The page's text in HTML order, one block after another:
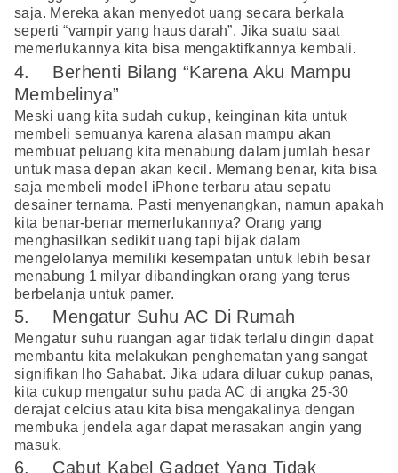
saja. Mereka akan menyedot uang secara berkala
seperti “vampir yang haus darah”. Jika suatu saat
memerlukannya kita bisa mengaktifkannya kembali.
4. Berhenti Bilang “Karena Aku Mampu
Membelinya”
Meski uang kita sudah cukup, keinginan kita untuk
membeli semuanya karena alasan mampu akan
membuat peluang kita menabung dalam jumlah besar
untuk masa depan akan kecil. Memang benar, kita bisa
saja membeli model iPhone terbaru atau sepatu
desainer ternama. Pasti menyenangkan, namun apakah
kita benar-benar memerlukannya? Orang yang
menghasilkan sedikit uang tapi bijak dalam
mengelolanya memiliki kesempatan untuk lebih besar
menabung 1 milyar dibandingkan orang yang terus
berbelanja untuk pamer.
5. Mengatur Suhu AC Di Rumah
Mengatur suhu ruangan agar tidak terlalu dingin dapat
membantu kita melakukan penghematan yang sangat
signifikan lho Sahabat. Jika udara diluar cukup panas,
kita cukup mengatur suhu pada AC di angka 25-30
derajat celcius atau kita bisa mengakalinya dengan
membuka jendela agar dapat merasakan angin yang
masuk.
6. Cabut Kabel Gadget Yang Tidak